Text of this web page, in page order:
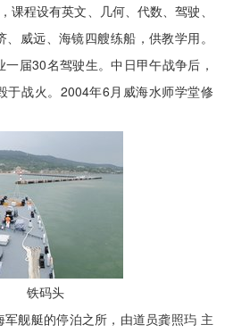
课程设有英文、几何、代数、驾驶、
威远、海镜四艘练船，供教学用。
届30名驾驶生。中日甲午战争后，
于战火。2004年6月威海水师学堂修
铁码头
舰艇的停泊之所，由道员龚照玙 主